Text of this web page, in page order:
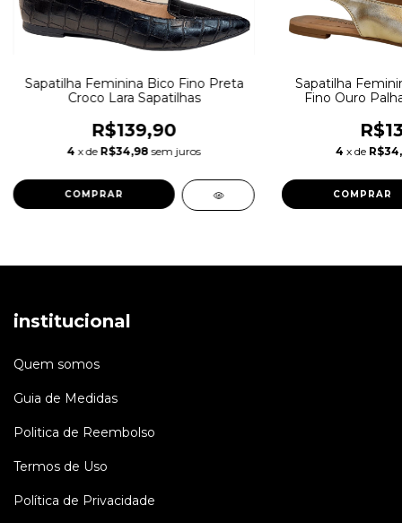
Sapatilha Feminina Bico Fino Preta
Croco Lara Sapatilhas
R$139,90
4 x de R$34,98 sem juros
COMPRAR
Sapatilha
Fino Ouro
4 x de
COMPRAR
institucional
Quem somos
Guia de Medidas
Politica de Reembolso
Termos de Uso
Política de Privacidade